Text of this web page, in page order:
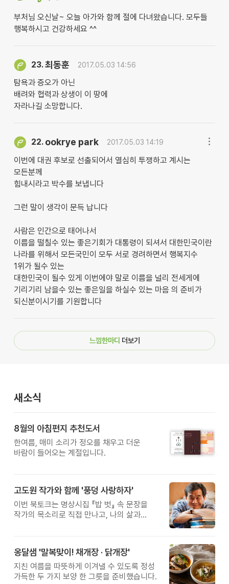
부처님 오신날~ 오늘 아가와 함께 절에 다녀왔습니다. 모두들
행복하시고 건강하세요 ^^
23.최동훈 2017.05.03 14:56
탐욕과 증오가 아닌
배려와 협력과 상생이 이 땅에
자라나길 소망합니다.
22. ookrye park 2017.05.03 14:19
이번에 대권 후보로 선출되어서 열심히 투쟁하고 계시는
모든분께
힘내시라고 박수를 보냅니다
그런 말이 생각이 문득 납니다
사람은 인간으로 태어나서
이름을 떨칠수 있는 좋은기회가 대통령이 되셔서 대한민국이란
나라를 위해서 모든국민이 모두 서로 경려하면서 행복지수
1위가 될수 있는
대한민국이 될수 있게 이번에야 말로 이름을 널리 전세게에
기리기리 남을수 있는 좋은일을 하실수 있는 마음 의 준비가
되신분이시기를 기원합니다
느낌한마디 더보기
새소식
8월의 아침편지 추천도서
한여름, 매미 소리가 정오를 채우고 더운
바람이 들어오는 계절입니다.
고도원 작가와 함께 '풍덩 사랑하자'
이번 북토크는 명상시집 『밥 벗』 속 문장을
작가의 목소리로 직접 만나고, 나의 삶과
옹달샘 '말복맞이! 채개장 · 닭개장'
지친 여름을 따뜻하게 이겨낼 수 있도록 정성
가득한 두 가지 보양 한 그릇을 준비했습니다.